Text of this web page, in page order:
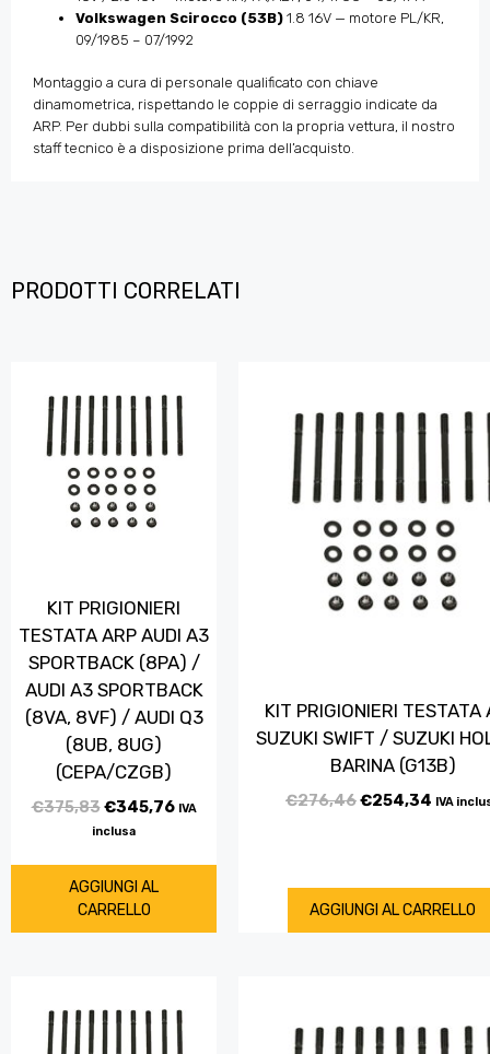
Volkswagen Scirocco (53B) 1.8 16V — motore PL/KR,
09/1985 – 07/1992
Montaggio a cura di personale qualificato con chiave
dinamometrica, rispettando le coppie di serraggio indicate da
ARP. Per dubbi sulla compatibilità con la propria vettura, il nostro
staff tecnico è a disposizione prima dell’acquisto.
PRODOTTI CORRELATI
KIT PRIGIONIERI
TESTATA ARP AUDI A3
SPORTBACK (8PA) /
AUDI A3 SPORTBACK
(8VA, 8VF) / AUDI Q3
(8UB, 8UG)
(CEPA/CZGB)
€375,83€345,76 IVA
inclusa
AGGIUNGI AL
CARRELLO
KIT PRIGIONIERI TESTATA
SUZUKI SWIFT / SUZUKI
BARINA (G13B)
€276,46€254,34 IVA
AGGIUNGI AL CARRELLO